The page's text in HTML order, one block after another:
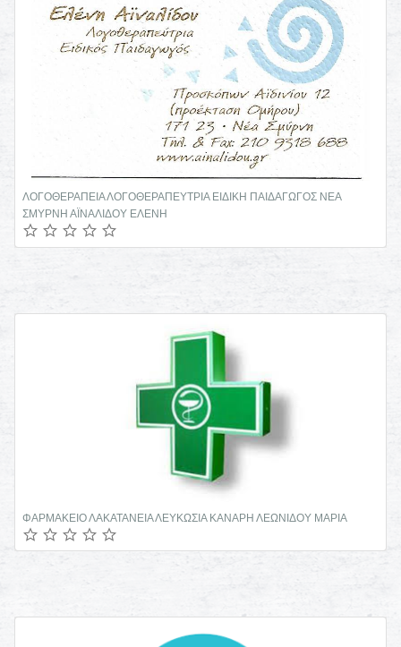
ΕΙΔΙΚΟΣ ΠΝΕΥΜΟΝΟΛΟΓΟΣ ΒΥΡΩΝΑΣ ΤΣΕΚΟΥΡΑ ΕΛΕΝΗ
ΜΙΚΡΟΒΙΟΛΟΓΟΣ ΛΕΜΕΣΟΣ ΕΥΣΤΑΘΙΟΥ ΝΙΚΟΣ